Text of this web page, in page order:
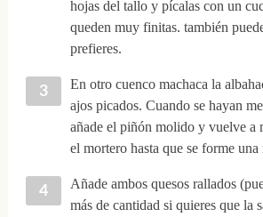
hojas del tallo y pícalas con un
queden muy finitas. también
prefieres.
En otro cuenco machaca la
ajos picados. Cuando se hayan
añade el piñón molido y vuelve a
el mortero hasta que se forme una
Añade ambos quesos rallados
más de cantidad si quieres que la